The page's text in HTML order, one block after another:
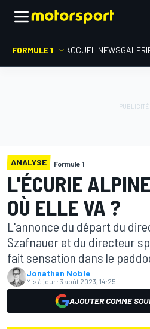
FORMULE 1 ACCUEIL NEWS
ANALYSE Formule 1
L'ÉCURIE
OÙ ELLE VA ?
L'annonce du départ du
Szafnauer et du directeur
fait sensation dans le
Jonathan Noble
Mis à jour: 3 août 2023, 14:25
AJOUTER COMME